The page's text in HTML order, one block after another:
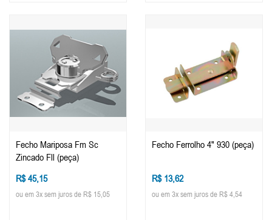
Fecho Mariposa Fm Sc
Zincado Fll (peça)
R$ 45,15
ou em 3x sem juros de R$ 15,05
Fecho Ferrolho 4" 930 (peça)
R$ 13,62
ou em 3x sem juros de R$ 4,54